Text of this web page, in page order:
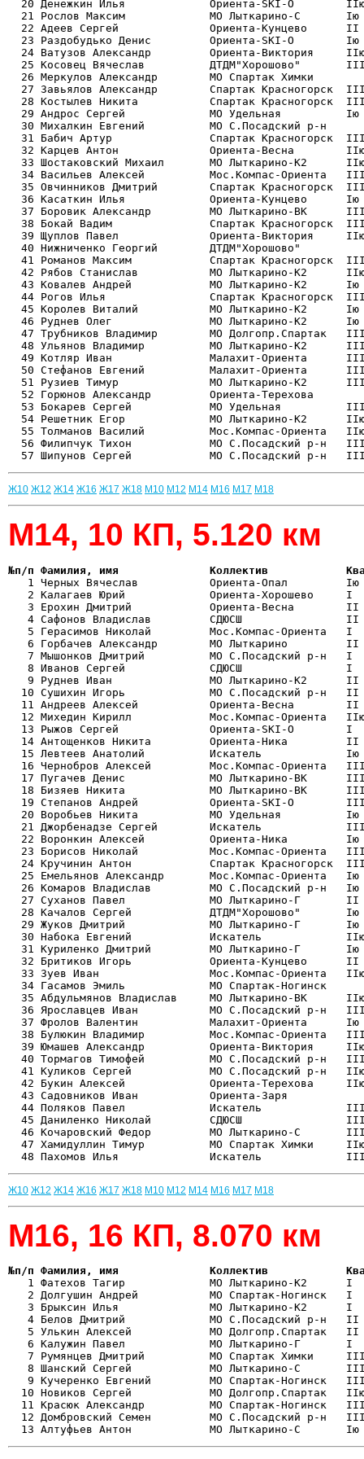
20 Денежкин Илья             Ориента-SKI-O
21 Рослов Максим             МО Лыткарино-С
22 Адеев Сергей              Ориента-Кунцево
23 Раздобудько Денис         Ориента-SKI-O
24 Ватузов Александр         Ориента-Виктория
25 Косовец Вячеслав          ДТДМ"Хорошово"
26 Меркулов Александр        МО Спартак Химки
27 Завьялов Александр        Спартак
28 Костылев Никита           Спартак
29 Андрос Сергей             МО Удельная
30 Михалкин Евгений          МО С.Посадский р-н
31 Бабич Артур               Спартак
32 Карцев Антон              Ориента-Весна
33 Шостаковский Михаил       МО Лыткарино-К2
34 Васильев Алексей          Мос.Компас-Ориента
35 Овчинников Дмитрий        Спартак
36 Касаткин Илья             Ориента-Кунцево
37 Боровик Александр         МО Лыткарино-ВК
38 Бокай Вадим               Спартак
39 Щуплов Павел              Ориента-Виктория
40 Нижниченко Георгий        ДТДМ"Хорошово"
41 Романов Максим            Спартак
42 Рябов Станислав           МО Лыткарино-К2
43 Ковалев Андрей            МО Лыткарино-К2
44 Рогов Илья                Спартак
45 Королев Виталий           МО Лыткарино-К2
46 Руднев Олег               МО Лыткарино-К2
47 Трубников Владимир        МО Долгопр.Спартак
48 Ульянов Владимир          МО Лыткарино-К2
49 Котляр Иван               Малахит-Ориента
50 Стефанов Евгений          Малахит-Ориента
51 Рузиев Тимур              МО Лыткарино-К2
52 Горюнов Александр         Ориента-
53 Бокарев Сергей            МО Удельная
54 Решетник Егор             МО Лыткарино-
55 Толманов Василий          Мос.Компас-
56 Филипчук Тихон            МО С.Посадский
Ж10 Ж12 Ж14 Ж16 Ж17 Ж18 М10 М12 М14 М16 М17 М18
М14, 10 КП, 5.120 км
№п/п Фамилия, имя              Коллектив            Квал
1 Черных Вячеслав           Ориента-Опал
2 Калагаев Юрий             Ориента-Хорошево
3 Ерохин Дмитрий            Ориента-Весна
4 Сафонов Владислав         СДЮСШ
5 Герасимов Николай         Мос.Компас-Ориента
6 Горбачев Александр        МО Лыткарино
7 Мышонков Дмитрий          МО С.Посадский р-н
8 Иванов Сергей             СДЮСШ
9 Руднев Иван               МО Лыткарино-К2
10 Сушихин Игорь             МО С.Посадский р-н
11 Андреев Алексей           Ориента-Весна
12 Михедин Кирилл            Мос.Компас-Ориента
13 Рыжов Сергей              Ориента-SKI-O
14 Антощенков Никита         Ориента-Ника
15 Левтеев Анатолий          Искатель
16 Чернобров Алексей         Мос.Компас-Ориента
17 Пугачев Денис             МО Лыткарино-ВК
18 Бизяев Никита             МО Лыткарино-ВК
19 Степанов Андрей           Ориента-SKI-O
20 Воробьев Никита           МО Удельная
21 Джорбенадзе Сергей        Искатель
22 Воронкин Алексей          Ориента-Ника
23 Борисов Николай           Мос.Компас-Ориента
24 Кручинин Антон            Спартак
25 Емельянов Александр       Мос.Компас-Ориента
26 Комаров Владислав         МО С.Посадский р-н
27 Суханов Павел             МО Лыткарино-Г
28 Качалов Сергей            ДТДМ"Хорошово"
29 Жуков Дмитрий             МО Лыткарино-Г
30 Набока Евгений            Искатель
31 Куриленко Дмитрий         МО Лыткарино-Г
32 Бритиков Игорь            Ориента-Кунцево
33 Зуев Иван                 Мос.Компас-Ориента
34 Гасамов Эмиль             МО Спартак-Ногинск
35 Абдульмянов Владислав     МО Лыткарино-ВК
36 Ярославцев Иван           МО С.Посадский р-н
37 Фролов Валентин           Малахит-Ориента
38 Булюкин Владимир          Мос.Компас-Ориента
39 Юмашев Александр          Ориента-Виктория
40 Тормагов Тимофей          МО С.Посадский р-н
41 Куликов Сергей            МО С.Посадский р-н
42 Букин Алексей             Ориента-Терехова
43 Садовников Иван           Ориента-Заря
44 Поляков Павел             Искатель
45 Даниленко Николай         СДЮСШ
46 Кочаровский Федор         МО Лыткарино-С
47 Хамидуллин Тимур          МО Спартак
Ж10 Ж12 Ж14 Ж16 Ж17 Ж18 М10 М12 М14 М16 М17 М18
М16, 16 КП, 8.070 км
№п/п Фамилия, имя              Коллектив            Квал
1 Фатехов Тагир             МО Лыткарино-К2
2 Долгушин Андрей           МО Спартак-Ногинск
3 Брыксин Илья              МО Лыткарино-К2
4 Белов Дмитрий             МО С.Посадский р-н
5 Улькин Алексей            МО Долгопр.Спартак
6 Калужин Павел             МО Лыткарино-Г
7 Румянцев Дмитрий          МО Спартак Химки
8 Шанский Сергей            МО Лыткарино-С
9 Кучеренко Евгений         МО Спартак-Ногинск
10 Новиков Сергей            МО Долгопр.Спартак
11 Красюк Александр          МО Спартак-Ногинск
12 Домбровский Семен         МО С.Посадский